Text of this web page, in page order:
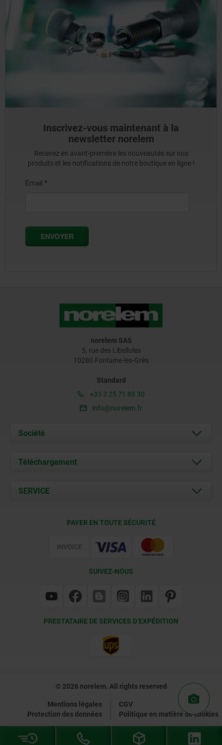
Inscrivez-vous maintenant à la
newsletter norelem
Recevez en avant-première les nouveautés sur nos
produits et les notifications de notre boutique en ligne !
norelem SAS
5, rue des Libellules
10280 Fontaine-les-Grès
Standard
+33 3 25 71 89 30
info@norelem.fr
Société
À propos de nous
Contact
Téléchargement
Documents
SERVICE
PAYER EN TOUTE SÉCURITÉ
SUIVEZ-NOUS
PRESTATAIRE DE SERVICES D’EXPÉDITION
© 2026 norelem. All rights reserved
Mentions légales
CGV
Protection des données
Politique en matière de cookies